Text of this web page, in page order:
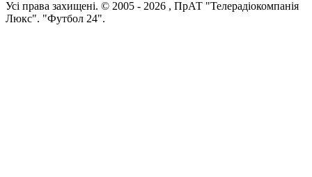
Усi права захищенi. © 2005 - 2026 , ПрАТ "Телерадіокомпанія
Люкс". "Футбол 24".